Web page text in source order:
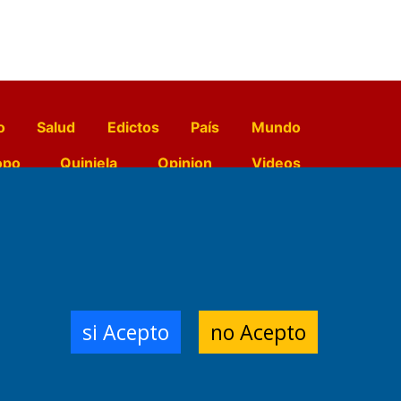
Salud Edictos País
Mundo
Quiniela Opinion
Videos
Impresora:
si Acepto no Acepto